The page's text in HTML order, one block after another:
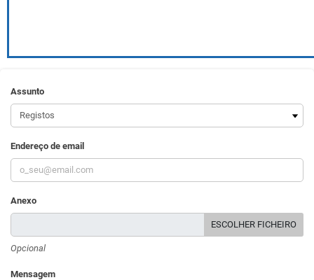
Assunto
Endereço de email
Anexo
ESCOLHER FICHEIRO
Opcional
Mensagem